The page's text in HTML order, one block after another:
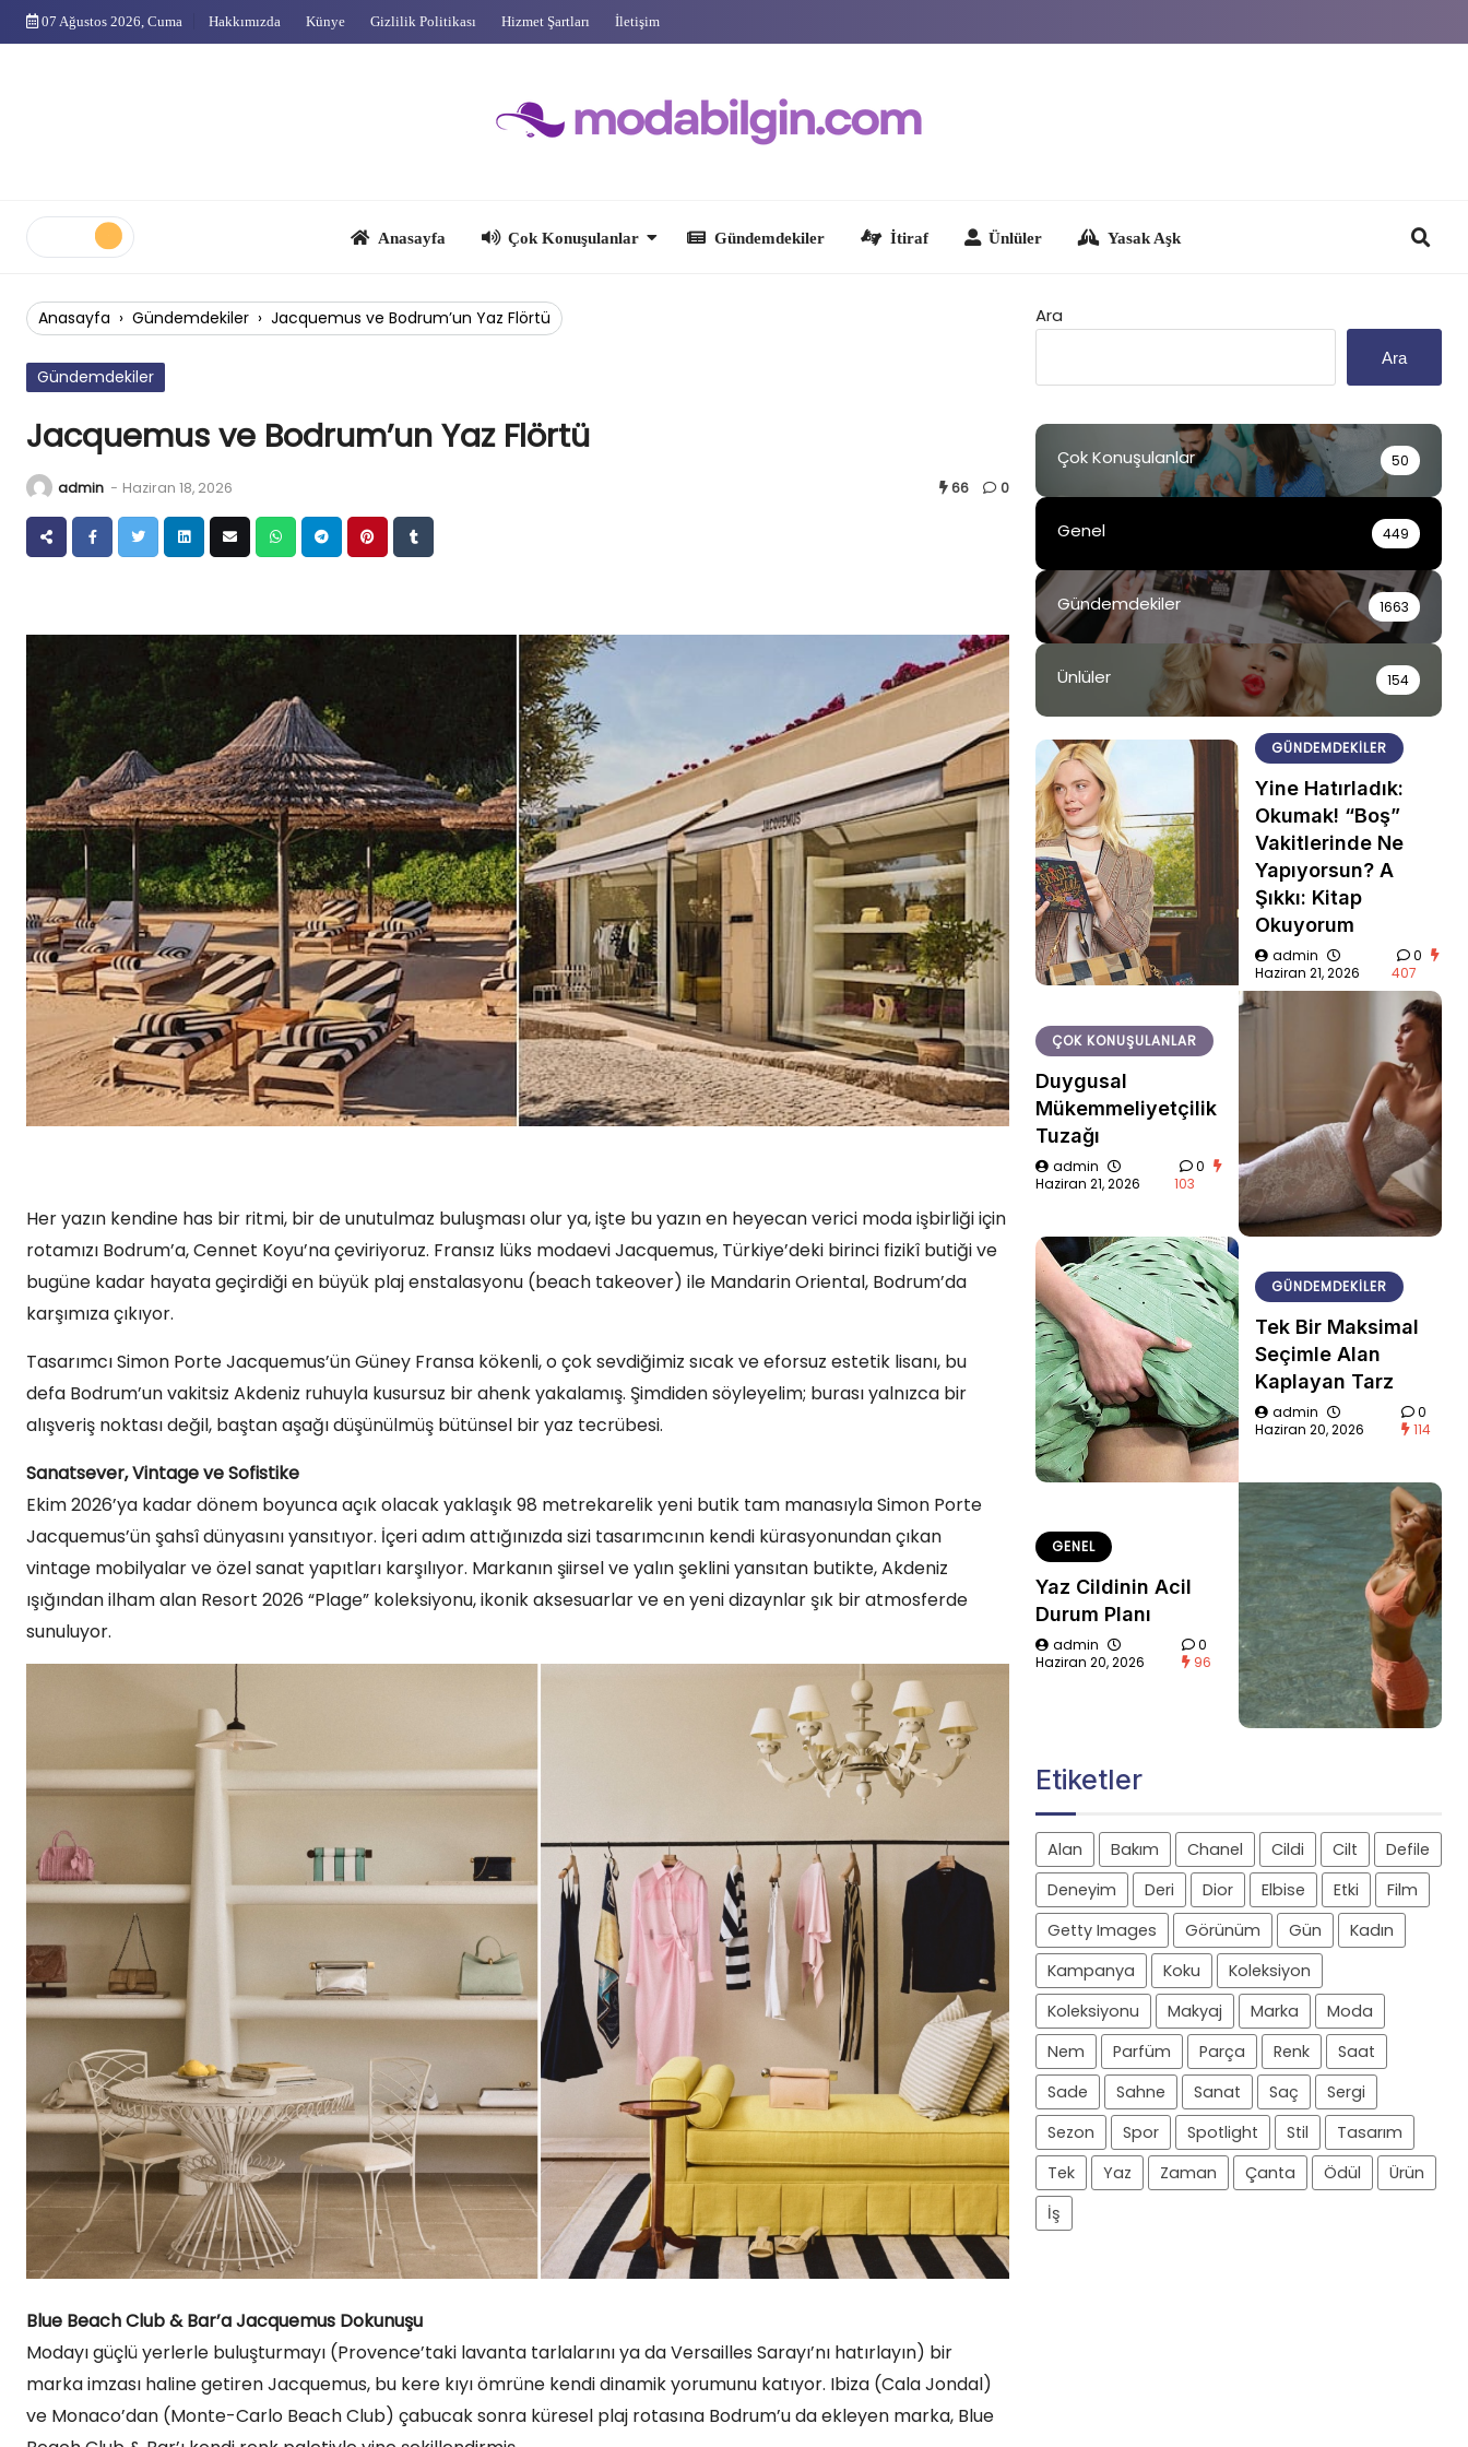
Skip
07 Ağustos 2026, Cuma Hakkımızda Künye Gizlilik Politikası Hizmet Şartları İletişim
Anasayfa › Gündemdekiler › Jacquemus ve Bodrum’un Yaz Flörtü
Gündemdekiler
Jacquemus ve Bodrum’un Yaz Flörtü
admin - Haziran 18, 2026 66 0
Her yazın kendine has bir ritmi, bir de unutulmaz buluşması olur ya, işte bu yazın en heyecan verici moda işbirliği için
rotamızı Bodrum’a, Cennet Koyu’na çeviriyoruz. Fransız lüks modaevi Jacquemus, Türkiye’deki birinci fizikî butiği ve
bugüne kadar hayata geçirdiği en büyük plaj enstalasyonu (beach takeover) ile Mandarin Oriental, Bodrum’da
karşımıza çıkıyor.
Tasarımcı Simon Porte Jacquemus’ün Güney Fransa kökenli, o çok sevdiğimiz sıcak ve eforsuz estetik lisanı, bu
defa Bodrum’un vakitsiz Akdeniz ruhuyla kusursuz bir ahenk yakalamış. Şimdiden söyleyelim; burası yalnızca bir
alışveriş noktası değil, baştan aşağı düşünülmüş bütünsel bir yaz tecrübesi.
Sanatsever, Vintage ve Sofistike
Ekim 2026’ya kadar dönem boyunca açık olacak yaklaşık 98 metrekarelik yeni butik tam manasıyla Simon Porte
Jacquemus’ün şahsî dünyasını yansıtıyor. İçeri adım attığınızda sizi tasarımcının kendi kürasyonundan çıkan
vintage mobilyalar ve özel sanat yapıtları karşılıyor. Markanın şiirsel ve yalın şeklini yansıtan butikte, Akdeniz
ışığından ilham alan Resort 2026 “Plage” koleksiyonu, ikonik aksesuarlar ve en yeni dizaynlar şık bir atmosferde
sunuluyor.
Blue Beach Club & Bar’a Jacquemus Dokunuşu
Modayı güçlü yerlerle buluşturmayı (Provence’taki lavanta tarlalarını ya da Versailles Sarayı’nı hatırlayın) bir
marka imzası haline getiren Jacquemus, bu kere kıyı ömrüne kendi dinamik yorumunu katıyor. Ibiza (Cala Jondal)
ve Monaco’dan (Monte-Carlo Beach Club) çabucak sonra küresel plaj rotasına Bodrum’u da ekleyen marka, Blue
Ara
Ara
Çok Konuşulanlar 50
Genel 449
Gündemdekiler 1663
Ünlüler 154
GÜNDEMDEKILER
Yine Hatırladık:
Okumak! “Boş”
Vakitlerinde Ne
Yapıyorsun? A
Şıkkı: Kitap
Okuyorum
admin
Haziran 21, 2026
0
407
ÇOK KONUŞULANLAR
Duygusal
Mükemmeliyetçilik
Tuzağı
admin
Haziran 21, 2026
0
103
GÜNDEMDEKILER
Tek Bir Maksimal
Seçimle Alan
Kaplayan Tarz
admin
Haziran 20, 2026
0
114
GENEL
Yaz Cildinin Acil
Durum Planı
admin
Haziran 20, 2026
0
96
Etiketler
Alan Bakım Chanel Cildi Cilt
Defile
Deneyim
Deri Dior Elbise Etki
Film
Getty Images
Görünüm Gün
Kadın
Kampanya
Koku
Koleksiyon
Koleksiyonu
Makyaj Marka
Moda
Nem
Parfüm Parça Renk
Saat
Sade
Sahne Sanat Saç
Sergi
Sezon
Spor Spotlight Stil
Tasarım
Tek
Yaz Zaman Çanta Ödül
Ürün
İş